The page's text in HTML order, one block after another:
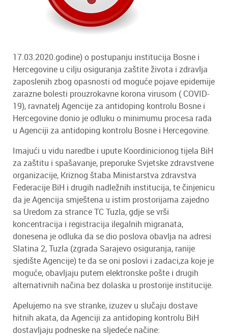
17.03.2020.godine) o postupanju institucija Bosne i
Hercegovine u cilju osiguranja zaštite života i zdravlja
zaposlenih zbog opasnosti od moguće pojave epidemije
zarazne bolesti prouzrokavne korona virusom ( COVID-
19), ravnatelj Agencije za antidoping kontrolu Bosne i
Hercegovine donio je odluku o minimumu procesa rada
u Agenciji za antidoping kontrolu Bosne i Hercegovine.
Imajući u vidu naredbe i upute Koordinicionog tijela BiH
za zaštitu i spašavanje, preporuke Svjetske zdravstvene
organizacije, Kriznog štaba Ministarstva zdravstva
Federacije BiH i drugih nadležnih institucija, te činjenicu
da je Agencija smještena u istim prostorijama zajedno
sa Uredom za strance TC Tuzla, gdje se vrši
koncentracija i registracija ilegalnih migranata,
donesena je odluka da se dio poslova obavlja na adresi
Slatina 2, Tuzla (zgrada Sarajevo osiguranja, ranije
sjedište Agencije) te da se oni poslovi i zadaci,za koje je
moguće, obavljaju putem elektronske pošte i drugih
alternativnih načina bez dolaska u prostorije institucije.
Apelujemo na sve stranke, izuzev u slučaju dostave
hitnih akata, da Agenciji za antidoping kontrolu BiH
dostavljaju podneske na sljedeće načine: